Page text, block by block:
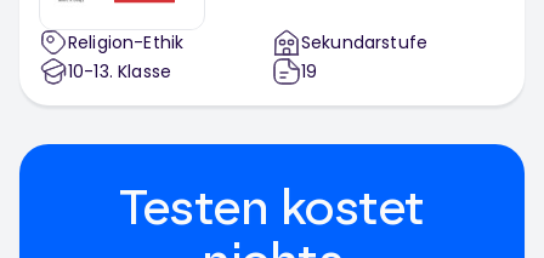
Religion-Ethik
10-13. Klasse
Sekundarstufe
19
Testen kostet